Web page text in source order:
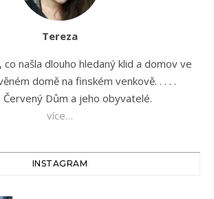
Tereza
co našla dlouho hledaný klid a domov ve
domě na finském venkově. . . . .
Červený Dům a jeho obyvatelé.
více…
INSTAGRAM